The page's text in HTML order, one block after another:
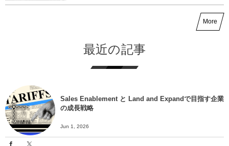
More
最近の記事
Sales Enablement と Land and Expandで目指す企業
の成長戦略
Jun 1, 2026